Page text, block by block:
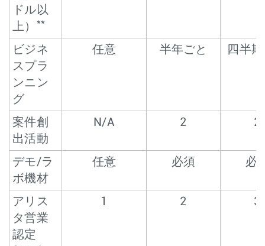
ドル以
上）
**
ビジネ
スプラ
ンニン
グ
任意 半年ごと 四半
案件創
出活動
N/A 2 2
デモ/ラ
ボ機材
任意 必須 必
アリス
タ営業
認定
1 2 3